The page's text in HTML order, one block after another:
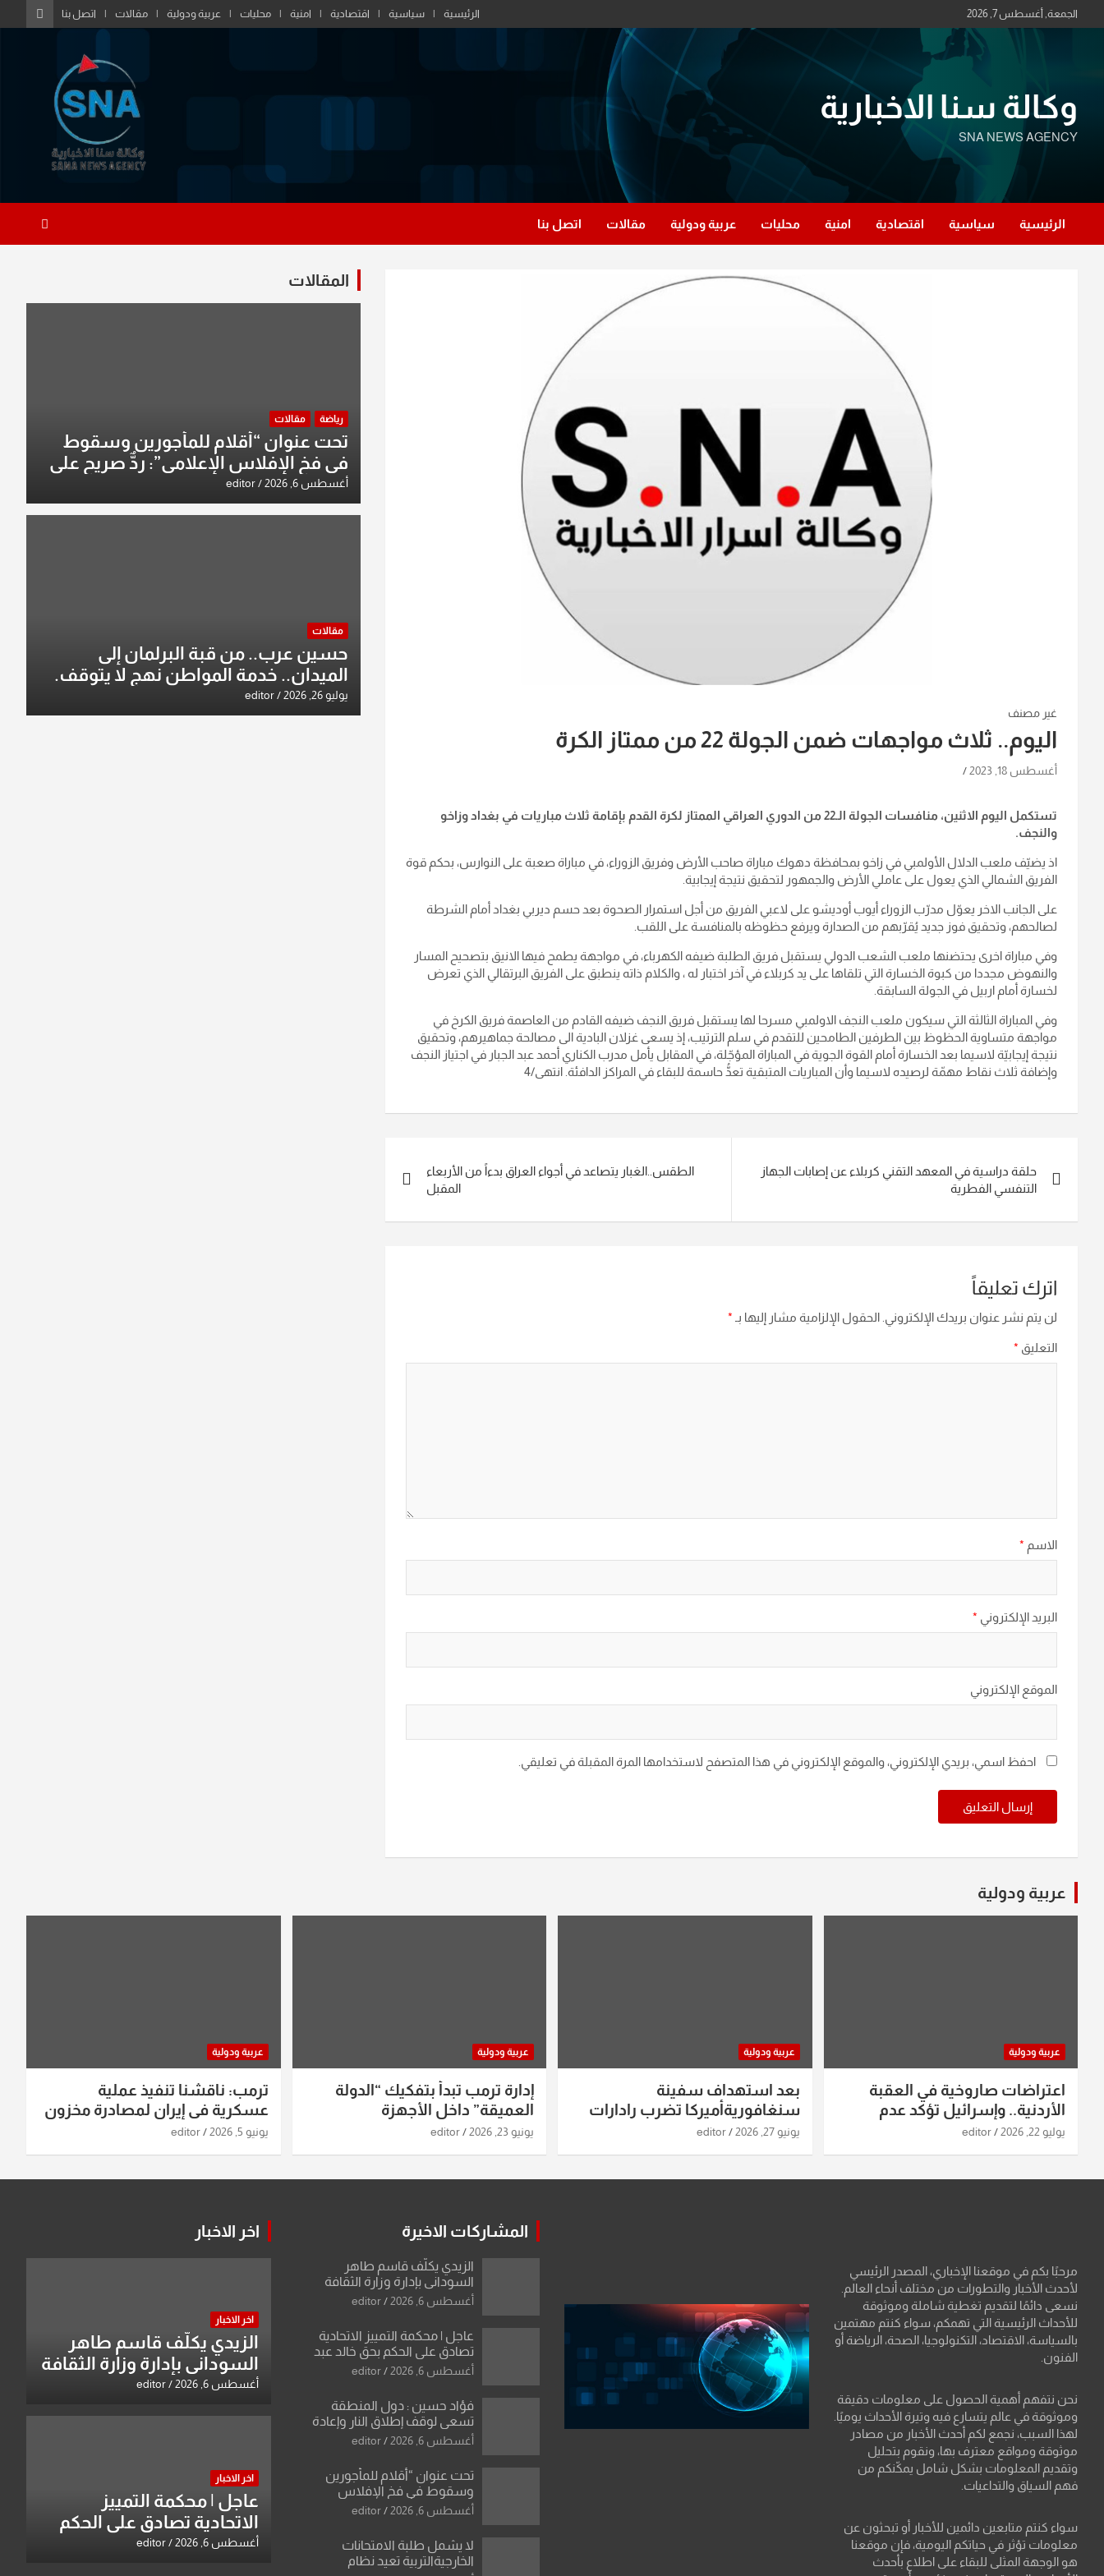
to
الجمعة, أغسطس 7, 2026 الرئيسية سياسية اقتصادية امنية محليات عربية ودولية مقالات اتصل بنا
وكالة سنا الاخبارية
SNA NEWS AGENCY
الرئيسية سياسية اقتصادية امنية محليات عربية ودولية مقالات اتصل بنا
غير مصنف
اليوم.. ثلاث مواجهات ضمن الجولة 22 من ممتاز الكرة
أغسطس 18, 2023
تستكمل اليوم الاثنين، منافسات الجولة الـ22 من الدوري العراقي الممتاز لكرة القدم بإقامة ثلاث مباريات في بغداد وزاخو
والنجف.
اذ يضيّف ملعب الدلال الأولمبي في زاخو بمحافظة دهوك مباراة صاحب الأرض وفريق الزوراء، في مباراة صعبة على النوارس، بحكم قوة
الفريق الشمالي الذي يعول على عاملي الأرض والجمهور لتحقيق نتيجة إيجابية.
على الجانب الاخر يعوّل مدرّب الزوراء أيوب أوديشو على لاعبي الفريق من أجل استمرار الصحوة بعد حسم ديربي بغداد أمام الشرطة
لصالحهم، وتحقيق فوز جديد يُقرّبهم من الصدارة ويرفع حظوظه بالمنافسة على اللقب.
وفي مباراة اخرى يحتضنها ملعب الشعب الدولي يستقبل فريق الطلبة ضيفه الكهرباء، في مواجهة يطمح فيها الانيق بتصحيح المسار
والنهوض مجددا من كبوة الخسارة التي تلقاها على يد كربلاء في آخر اختبار له ، والكلام ذاته ينطبق على الفريق البرتقالي الذي تعرض
لخسارة أمام اربيل في الجولة السابقة.
وفي المباراة الثالثة التي سيكون ملعب النجف الاولمبي مسرحا لها يستقبل فريق النجف ضيفه القادم من العاصمة فريق الكرخ في
مواجهة متساوية الحظوظ بين الطرفين الطامحين للتقدم في سلم الترتيب، إذ يسعى غزلان البادية الى مصالحة جماهيرهم، وتحقيق
نتيجة إيجابيّة لاسيما بعد الخسارة أمام القوة الجوية في المباراة المؤجّلة، في المقابل يأمل مدرب الكناري أحمد عبد الجبار في اجتياز النجف
وإضافة ثلاث نقاط مهمّة لرصيده لاسيما وأن المباريات المتبقية تعدُّ حاسمة للبقاء في المراكز الدافئة. انتهى/4
المقالات
حلقة دراسية في المعهد التقني كربلاء عن إصابات الجهاز
التنفسي الفطرية
الطقس..الغبار يتصاعد في أجواء العراق بدءاً من الأربعاء
المقبل
اترك تعليقاً
لن يتم نشر عنوان بريدك الإلكتروني. الحقول الإلزامية مشار إليها بـ *
التعليق *
الاسم *
البريد الإلكتروني *
الموقع الإلكتروني
احفظ اسمي، بريدي الإلكتروني، والموقع الإلكتروني في هذا المتصفح لاستخدامها المرة المقبلة في تعليقي.
المقالات
رياضة مقالات
تحت عنوان “أقلام للمأجورين وسقوط
في فخ الإفلاس الإعلامي”: ردٌّ صريح على
افتراءات سمير الشكرجي
أغسطس 6, 2026 editor
مقالات
حسين عرب.. من قبة البرلمان إلى
الميدان.. خدمة المواطن نهج لا يتوقف.
يوليو 26, 2026 editor
عربية ودولية
عربية ودولية
اعتراضات صاروخية في العقبة
الأردنية.. وإسرائيل تؤكد عدم
استهدافها
يوليو 22, 2026 editor
عربية ودولية
بعد استهداف سفينة
سنغافوريةأميركا تضرب رادارات
ومواقع صواريخ ومسيرات إيران..
يونيو 27, 2026 editor
عربية ودولية
إدارة ترمب تبدأ بتفكيك “الدولة
العميقة” داخل الأجهزة
الاستخباراتية
يونيو 23, 2026 editor
عربية ودولية
ترمب: ناقشنا تنفيذ عملية
عسكرية في إيران لمصادرة مخزون
اليورانيوم
يونيو 5, 2026 editor
مرحبًا بكم في موقعنا الإخباري، المصدر الرئيسي
لأحدث الأخبار والتطورات من مختلف أنحاء العالم.
نسعى دائمًا لتقديم تغطية شاملة وموثوقة
للأحداث الرئيسية التي تهمكم، سواء كنتم مهتمين
بالسياسة، الاقتصاد، التكنولوجيا، الصحة، الرياضة أو
الفنون.
نحن نتفهم أهمية الحصول على معلومات دقيقة
وموثوقة في عالم يتسارع فيه وتيرة الأحداث يوميًا.
لهذا السبب، نجمع لكم أحدث الأخبار من مصادر
موثوقة ومواقع معترف بها، ونقوم بتحليل
وتقديم المعلومات بشكل شامل يمكّنكم من
فهم السياق والتداعيات.
سواء كنتم متابعين دائمين للأخبار أو تبحثون عن
معلومات تؤثر في حياتكم اليومية، فإن موقعنا
هو الوجهة المثلى للبقاء على اطلاع بأحدث
المشاركات الاخيرة
الزيدي يكلّف قاسم طاهر
السوداني بإدارة وزارة الثقافة
أغسطس 6, 2026 editor
عاجل | محكمة التمييز الاتحادية
تصادق على الحكم بحق خالد عبد
الواحد كبيان
أغسطس 6, 2026 editor
فؤاد حسين : دول المنطقة
تسعى لوقف إطلاق النار وإعادة
فتح مضيق هرمز .. والعراق يطرح
أغسطس 6, 2026 editor
تحت عنوان “أقلام للمأجورين
وسقوط في فخ الإفلاس
الإعلامي”: ردٌّ صريح على افتراءات
أغسطس 6, 2026 editor
لا يشمل طلبة الامتحانات
الخارجيةالتربية تعيد نظام
اخر الاخبار
اخر الاخبار
الزيدي يكلّف قاسم طاهر
السوداني بإدارة وزارة الثقافة
أغسطس 6, 2026 editor
اخر الاخبار
عاجل | محكمة التمييز
الاتحادية تصادق على الحكم
بحق خالد عبد الواحد كبيان
أغسطس 6, 2026 editor